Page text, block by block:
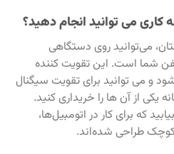
کاری می توانید انجام دهید؟
می‌توانید روی دستگاهی
شما است. این تقویت کننده
و می توانید برای تقویت سیگنال
یکی از آن ها را خریداری کنید.
که برای کار در اتومبیل‌ها،